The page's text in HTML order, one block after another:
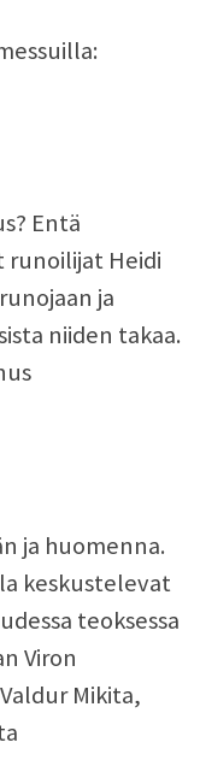
Entä
runoilijat Heidi
ja
niiden takaa.
ja huomenna.
keskustelevat
teoksessa
Viron
Mikita,